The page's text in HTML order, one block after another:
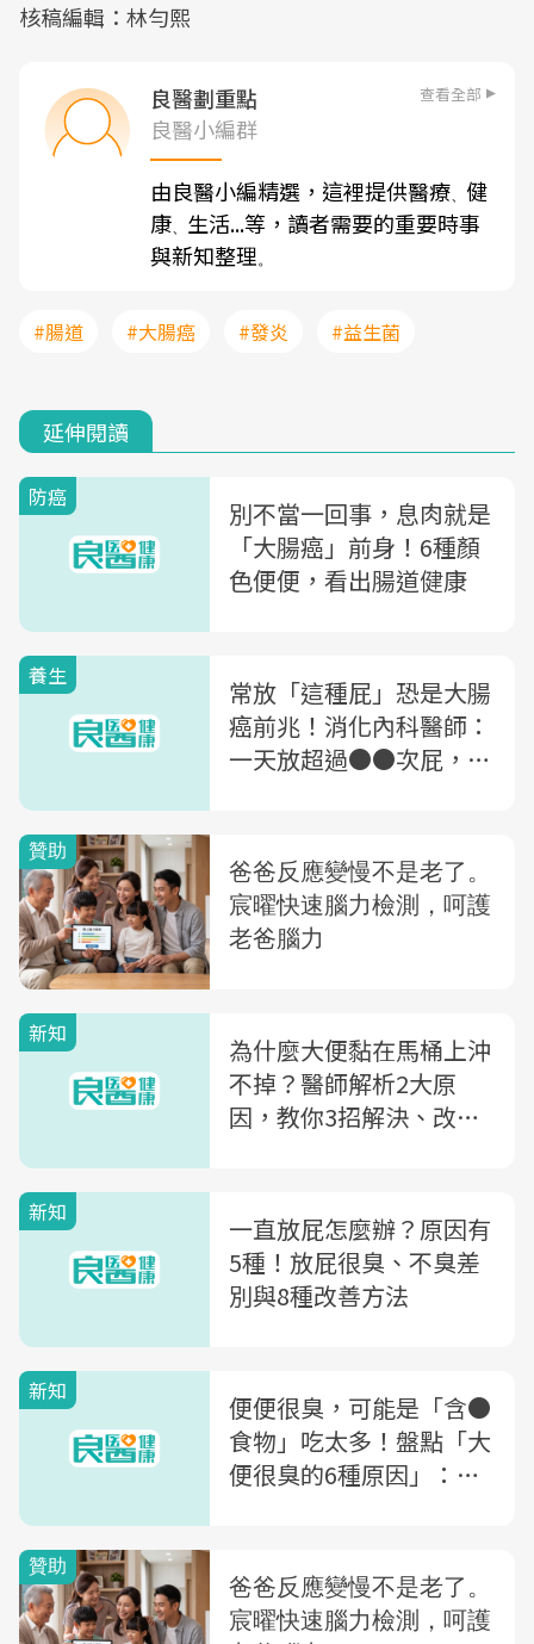
核稿編輯：林勻熙
良醫劃重點 查看全部
良醫小編群
由良醫小編精選，這裡提供醫療、 健
康、 生活...等，讀者需要的重要時事
與新知整理。
#腸道 #大腸癌 #發炎 #益生菌
延伸閱讀
防癌
別不當一回事，息肉就是
「大腸癌」前身！6種顏
色便便，看出腸道健康
養生
常放「這種屁」恐是大腸
癌前兆！消化內科醫師：
一天放超過●●次屁，恐
新知
為什麼大便黏在馬桶上沖
不掉？醫師解析2大原
因，教你3招解決、改善
新知
一直放屁怎麼辦？原因有
5種！放屁很臭、不臭差
別與8種改善方法
新知
便便很臭，可能是「含●
食物」吃太多！盤點「大
便很臭的6種原因」：恐